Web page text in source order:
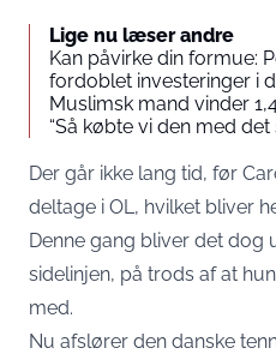
Lige nu læser andre
Kan påvirke din formue:
fordoblet investeringer i
Muslimsk mand vinder
“Så købte vi den med det
Der går ikke lang tid, før
deltage i OL, hvilket bliver
Denne gang bliver det dog
sidelinjen, på trods af at
med.
Nu afslører den danske